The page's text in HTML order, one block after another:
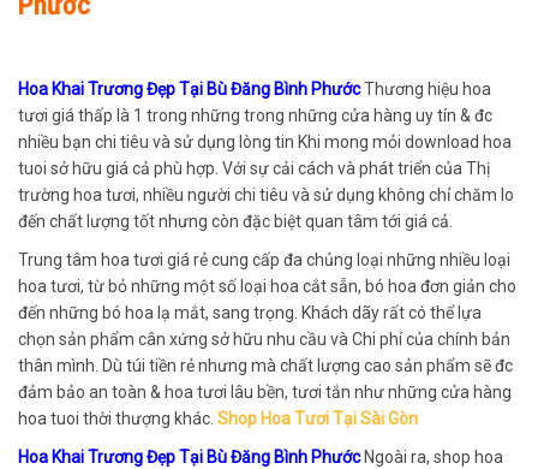
Hoa Khai Trương Đẹp Tại Bù Đăng Bình PhướcThương hiệu hoa
tươi giá thấp là 1 trong những trong những cửa hàng uy tín & đc
nhiều bạn chi tiêu và sử dụng lòng tin Khi mong mỏi download hoa
tuoi sở hữu giá cả phù hợp. Với sự cải cách và phát triển của Thị
trường hoa tươi, nhiều người chi tiêu và sử dụng không chỉ chăm lo
đến chất lượng tốt nhưng còn đặc biệt quan tâm tới giá cả.
Trung tâm hoa tươi giá rẻ cung cấp đa chủng loại những nhiều loại
hoa tươi, từ bỏ những một số loại hoa cắt sẵn, bó hoa đơn giản cho
đến những bó hoa lạ mắt, sang trọng. Khách dãy rất có thể lựa
chọn sản phẩm cân xứng sở hữu nhu cầu và Chi phí của chính bản
thân mình. Dù túi tiền rẻ nhưng mà chất lượng cao sản phẩm sẽ đc
đảm bảo an toàn & hoa tươi lâu bền, tươi tắn như những cửa hàng
hoa tuoi thời thượng khác. Shop Hoa Tươi Tại Sài Gòn
Hoa Khai Trương Đẹp Tại Bù Đăng Bình Phước Ngoài ra, shop hoa